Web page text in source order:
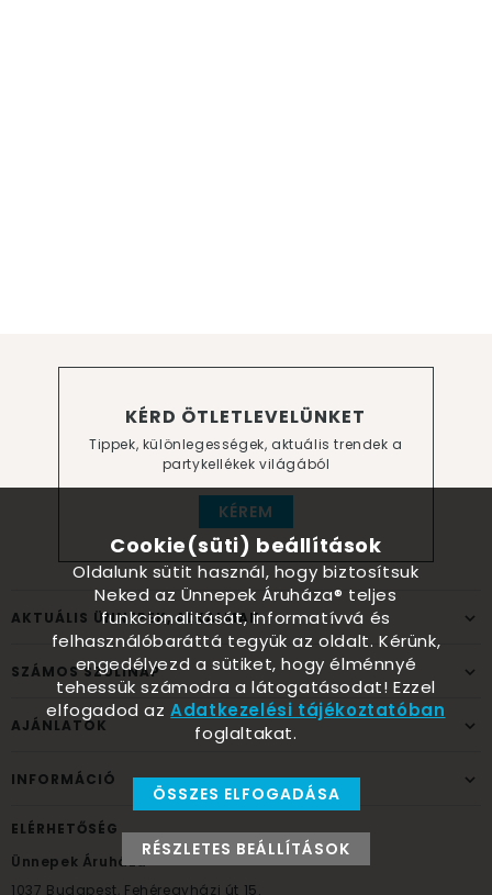
KÉRD ÖTLETLEVELÜNKET
Tippek, különlegességek, aktuális trendek a
partykellékek világából
KÉREM
AKTUÁLIS ÜNNEPEK, ALKALMAK
SZÁMOS SZÜLINAP
AJÁNLATOK
INFORMÁCIÓ
ELÉRHETŐSÉG
Ünnepek Áruháza
1037 Budapest, Fehéregyházi út 15.
Cookie(süti) beállítások
Oldalunk sütit használ, hogy biztosítsuk
Neked az Ünnepek Áruháza® teljes
funkcionalitását, informatívvá és
felhasználóbaráttá tegyük az oldalt. Kérünk,
engedélyezd a sütiket, hogy élménnyé
tehessük számodra a látogatásodat! Ezzel
elfogadod azAdatkezelési tájékoztatóban
foglaltakat.
ÖSSZES ELFOGADÁSA
RÉSZLETES BEÁLLÍTÁSOK